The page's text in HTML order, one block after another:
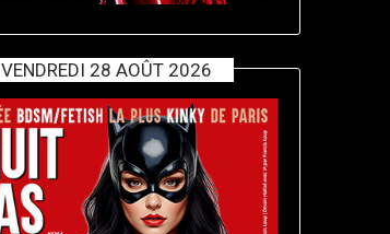
VENDREDI 28 AOÛT 2026